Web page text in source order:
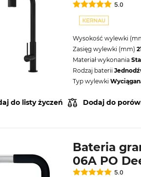
5.0
Wysokość wylewki
Zasięg wylewki (mm)
Materiał wykonania
Rodzaj baterii
Typ wylewki
do listy życzeń Dodaj do
Bateria
06A PO
5.0